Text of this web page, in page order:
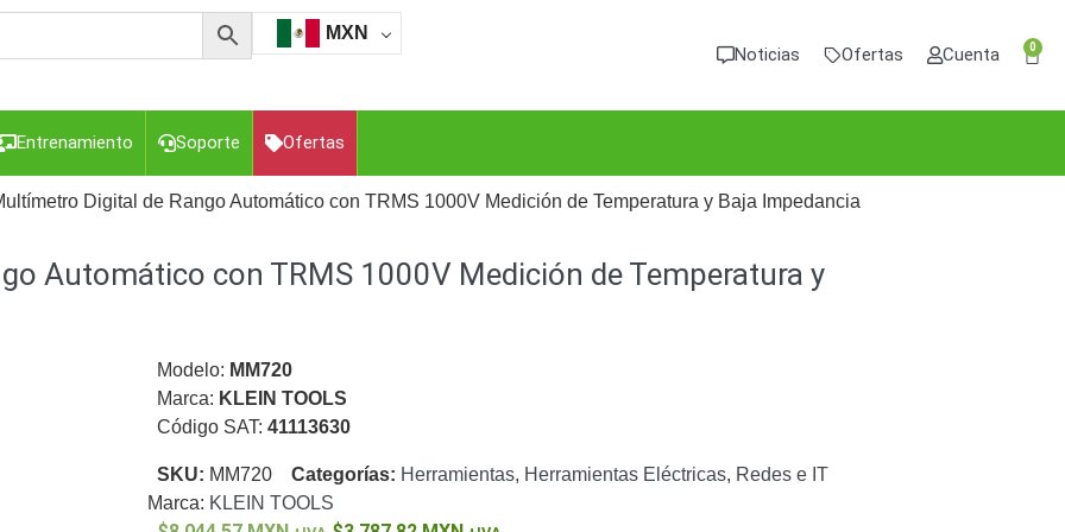
MXN
Noticias Ofertas Cuenta 0
Entrenamiento Soporte Ofertas
para Computadora y Smartphones Cajas de
Gabinetes de Acero para DVR y NVR
Transceptores de Video
Cable Coaxial y ConectoresCables Armados -
RG59 Tipo
Digital de Rango Automático con TRMS 1000V Medición de Temperatura y Baja Impedancia
Automático con TRMS 1000V Medición de Temperatura y
Modelo: MM720
Marca: KLEIN TOOLS
Código SAT: 41113630
SKU: MM720 Categorías: Herramientas, Herramientas Eléctricas, Redes e IT
Marca: KLEIN TOOLS